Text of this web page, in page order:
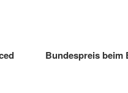
Bundespreis beim